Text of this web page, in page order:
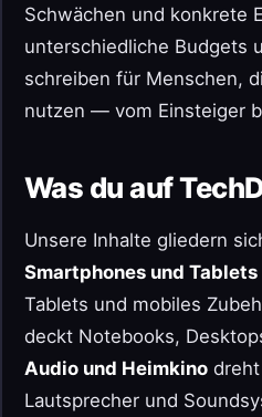
Schwächen und konkrete
unterschiedliche Budgets
schreiben für Menschen,
nutzen — vom Einsteiger
Was du auf
Unsere Inhalte gliedern
Smartphones und Tablets
Tablets und mobiles
deckt Notebooks,
Audio und Heimkino
Lautsprecher und